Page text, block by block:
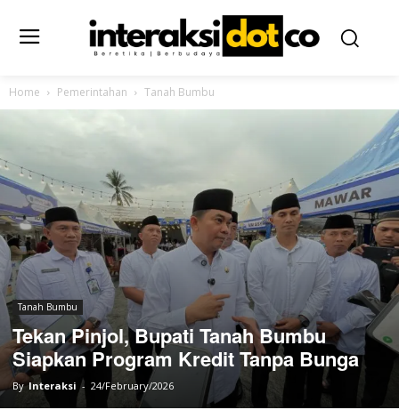
Home Pemerintahan Tanah Bumbu
Tanah Bumbu
Tekan Pinjol, Bupati Tanah Bumbu
Siapkan Program Kredit Tanpa Bunga
By Interaksi - 24/February/2026